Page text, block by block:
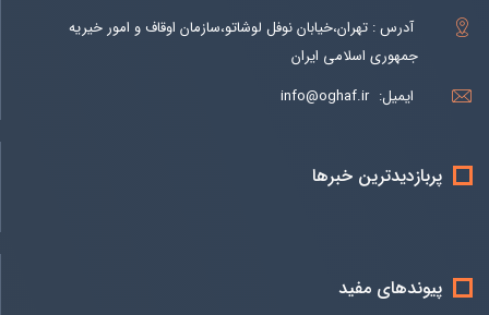
آدرس : تهران،خیابان نوفل لوشاتو،سازمان اوقاف و امور خیریه
جمهوری اسلامی ایران
ایمیل: info@oghaf.ir
پربازدیدترین خبرها
پیوندهای مفید